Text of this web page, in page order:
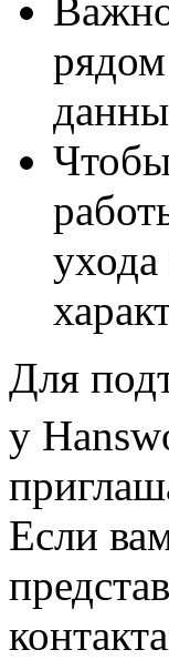
Для
у
Если